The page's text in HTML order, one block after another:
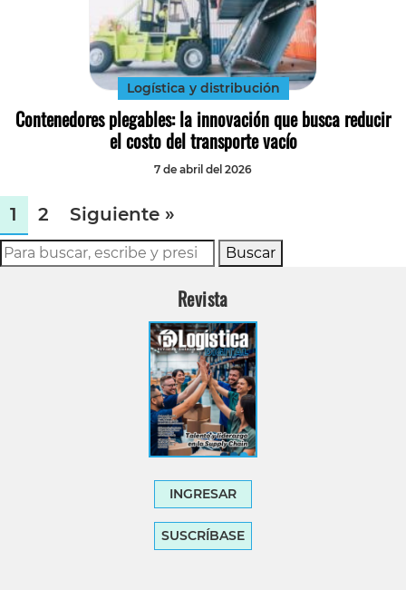
Logística y distribución
Contenedores plegables: la innovación que busca reducir
el costo del transporte vacío
7 de abril del 2026
1 2 Siguiente »
Buscar
Revista
INGRESAR
SUSCRÍBASE